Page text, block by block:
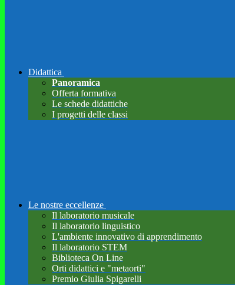
Didattica
Panoramica
Offerta formativa
Le schede didattiche
I progetti delle classi
Le nostre eccellenze
Il laboratorio musicale
Il laboratorio linguistico
L'ambiente innovativo di apprendimento
Il laboratorio STEM
Biblioteca On Line
Orti didattici e "metaorti"
Premio Giulia Spigarelli